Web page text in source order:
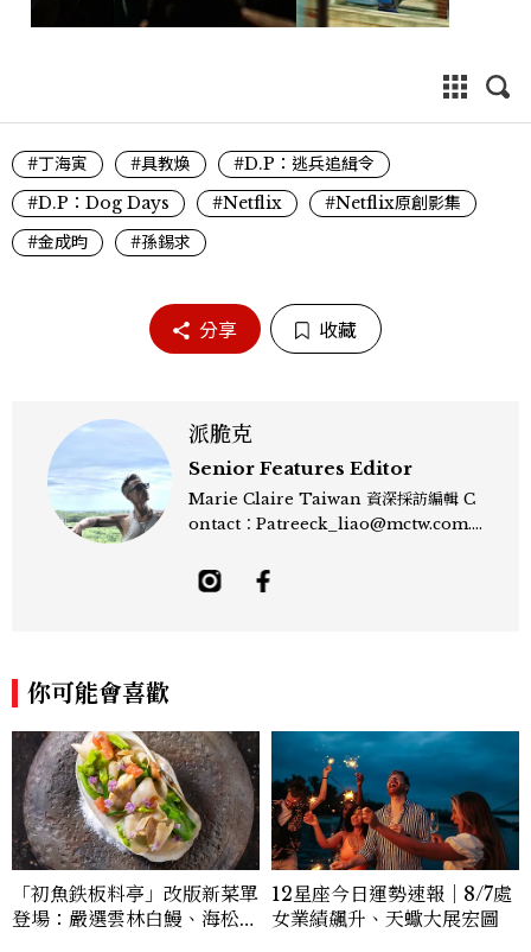
#丁海寅 #具教煥
#D.P：逃兵追緝令
#D.P：Dog Days
#Netflix
#Netflix原創影集
#金成昀
#孫錫求
分享 收藏
派脆克
Senior Features Editor
Marie Claire Taiwan 資深採訪編輯 C
ontact：Patreeck_liao@mctw.com.t
敏銳的觀察力與敘事能力，撰寫出兼具深度
與美感的專題內容，長期關注亞洲娛樂、人
力的跨平台敘事語言。認為好的內容不僅是
記錄時代，更是溫柔的行動——在每一段訪
談與每一篇文章裡，留下值得反覆回味的
光。
你可能會喜歡
「初魚鉄板料亭」改版新菜單
登場：嚴選雲林白鰻、海松貝
12星座今日運勢速報｜8/7處
女業績飆升、天蠍大展宏圖